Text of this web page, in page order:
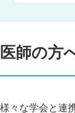
医師の方
様々な学会と連